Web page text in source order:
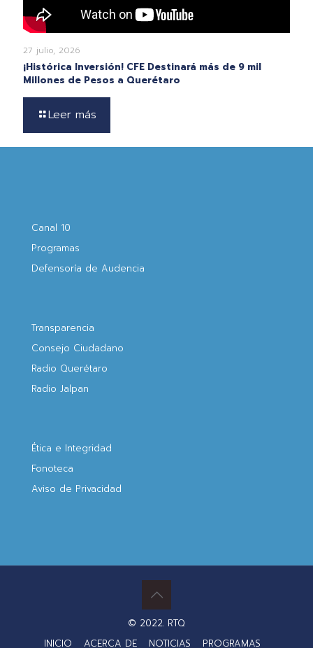
27 julio, 2026
¡Histórica Inversión! CFE Destinará más de 9 mil
Millones de Pesos a Querétaro
Leer más
Canal 10
Programas
Defensoría de Audencia
Transparencia
Consejo Ciudadano
Radio Querétaro
Radio Jalpan
Ética e Integridad
Fonoteca
Aviso de Privacidad
© 2022. RTQ
INICIO
ACERCA DE NOTICIAS PROGRAMAS